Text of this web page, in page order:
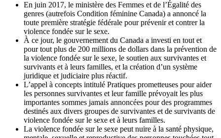
En juin 2017, le ministère des Femmes et de l’Égalité des
genres (autrefois Condition féminine Canada) a annoncé la
toute première stratégie fédérale pour prévenir et contrer la
violence fondée sur le sexe.
À ce jour, le gouvernement du Canada a investi en tout et
pour tout plus de 200 millions de dollars dans la prévention de
la violence fondée sur le sexe, le soutien aux survivantes et
survivants et à leurs familles, et la création d’un système
juridique et judiciaire plus réactif.
L’appel à concepts intitulé Pratiques prometteuses pour aider
les personnes survivantes et leur famille prévoyait les plus
importantes sommes jamais annoncées pour des programmes
destinés aux divers groupes de survivantes et de survivants de
violence fondée sur le sexe et à leurs familles.
La violence fondée sur le sexe peut nuire à la santé physique,